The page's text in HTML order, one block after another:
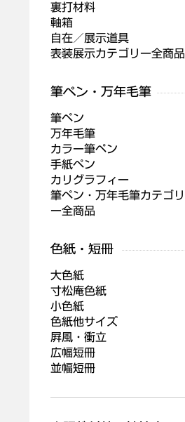
裏打材料
軸箱
自在／展示道具
表装展示カテゴリー全商品
筆ペン
万年毛筆
カラー筆ペン
手紙ペン
カリグラフィー
筆ペン・万年毛筆カテゴリ
ー全商品
大色紙
寸松庵色紙
小色紙
色紙他サイズ
屛風・衝立
広幅短冊
並幅短冊